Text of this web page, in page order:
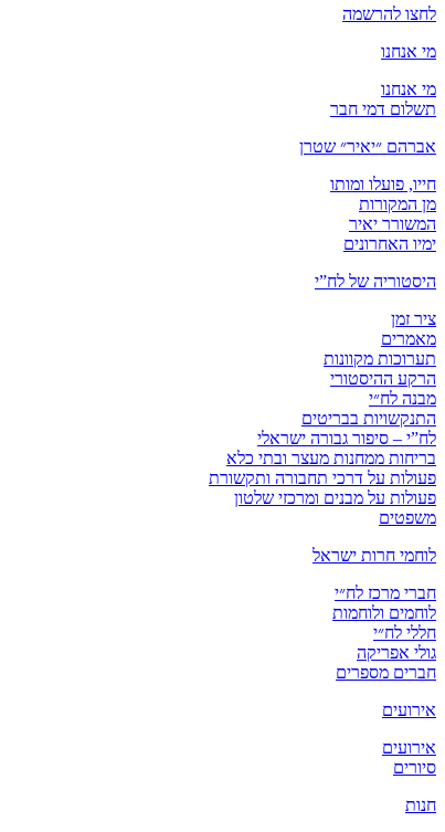
לחצו להרשמה
מי אנחנו
מי אנחנו
תשלום דמי חבר
אברהם ״יאיר״ שטרן
חייו, פועלו ומותו
מן המקורות
המשורר יאיר
ימיו האחרונים
היסטוריה של לח”י
ציר זמן
מאמרים
תערוכות מקוונות
הרקע ההיסטורי
מבנה לח״י
התנקשויות בבריטים
לח”י – סיפור גבורה ישראלי
בריחות ממחנות מעצר ובתי כלא
פעולות על דרכי תחבורה ותקשורת
פעולות על מבנים ומרכזי שלטון
משפטים
לוחמי חרות ישראל
חברי מרכז לח״י
לוחמים ולוחמות
חללי לח״י
גולי אפריקה
חברים מספרים
אירועים
אירועים
סיורים
חנות